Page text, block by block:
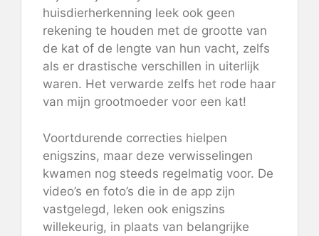
huisdierherkenning leek ook geen
rekening te houden met de grootte van
de kat of de lengte van hun vacht, zelfs
als er drastische verschillen in uiterlijk
waren. Het verwarde zelfs het rode haar
van mijn grootmoeder voor een kat!
Voortdurende correcties hielpen
enigszins, maar deze verwisselingen
kwamen nog steeds regelmatig voor. De
video’s en foto’s die in de app zijn
vastgelegd, leken ook enigszins
willekeurig, in plaats van belangrijke